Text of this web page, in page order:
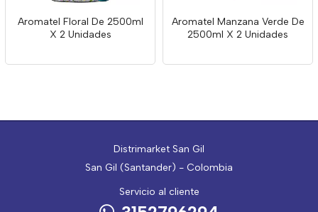
Aromatel Floral De 2500ml
X 2 Unidades
Aromatel Manzana Verde De
2500ml X 2 Unidades
Distrimarket San Gil
San Gil (Santander) - Colombia
Servicio al cliente